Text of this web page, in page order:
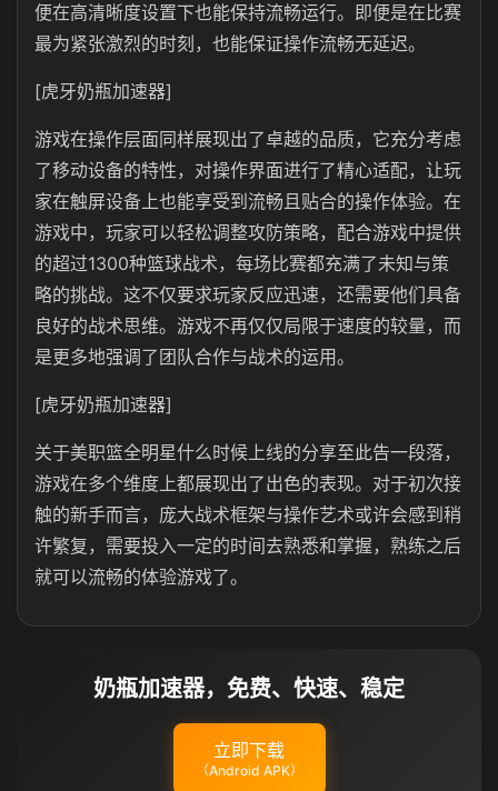
便在高清晰度设置下也能保持流畅运行。即便是在比赛
最为紧张激烈的时刻，也能保证操作流畅无延迟。
[虎牙奶瓶加速器]
游戏在操作层面同样展现出了卓越的品质，它充分考虑
了移动设备的特性，对操作界面进行了精心适配，让玩
家在触屏设备上也能享受到流畅且贴合的操作体验。在
游戏中，玩家可以轻松调整攻防策略，配合游戏中提供
的超过1300种篮球战术，每场比赛都充满了未知与策
略的挑战。这不仅要求玩家反应迅速，还需要他们具备
良好的战术思维。游戏不再仅仅局限于速度的较量，而
是更多地强调了团队合作与战术的运用。
[虎牙奶瓶加速器]
关于美职篮全明星什么时候上线的分享至此告一段落，
游戏在多个维度上都展现出了出色的表现。对于初次接
触的新手而言，庞大战术框架与操作艺术或许会感到稍
许繁复，需要投入一定的时间去熟悉和掌握，熟练之后
就可以流畅的体验游戏了。
奶瓶加速器，免费、快速、稳定
立即下载
（Android APK）